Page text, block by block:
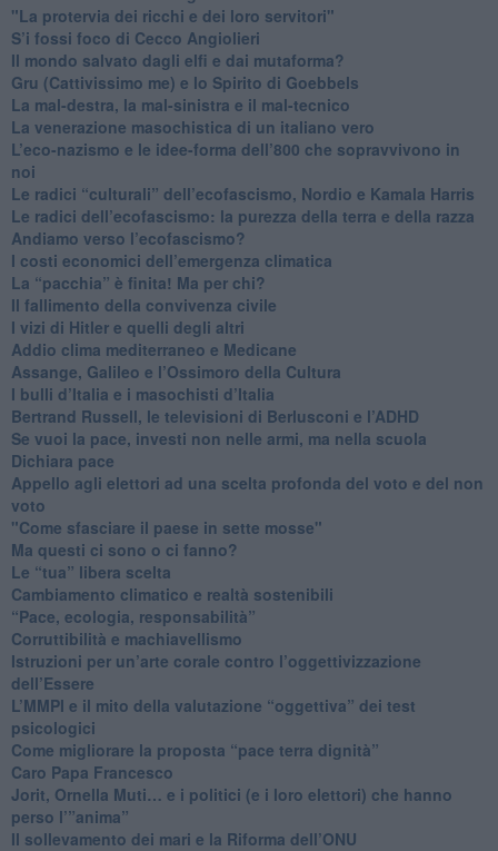
"La protervia dei ricchi e dei loro servitori"
S’i fossi foco di Cecco Angiolieri
​Il mondo salvato dagli elfi e dai mutaforma?
Gru (Cattivissimo me) e lo Spirito di Goebbels
​La mal-destra, la mal-sinistra e il mal-tecnico
​La venerazione masochistica di un italiano vero
​L’eco-nazismo e le idee-forma dell’800 che sopravvivono in
noi
​Le radici “culturali” dell’ecofascismo, Nordio e Kamala Harris
Le radici dell’ecofascismo: la purezza della terra e della razza
Andiamo verso l’ecofascismo?
I costi economici dell’emergenza climatica
​La “pacchia” è finita! Ma per chi?
​Il fallimento della convivenza civile
​I vizi di Hitler e quelli degli altri
Addio clima mediterraneo e Medicane
​Assange, Galileo e l’Ossimoro della Cultura
​I bulli d’Italia e i masochisti d’Italia
​Bertrand Russell, le televisioni di Berlusconi e l’ADHD
​Se vuoi la pace, investi non nelle armi, ma nella scuola
​Dichiara pace
​Appello agli elettori ad una scelta profonda del voto e del non
voto
"Come sfasciare il paese in sette mosse"
​Ma questi ci sono o ci fanno?
​Le “tua” libera scelta
Cambiamento climatico e realtà sostenibili
“Pace, ecologia, responsabilità”
​Corruttibilità e machiavellismo
Istruzioni per un’arte corale contro l’oggettivizzazione
dell’Essere
​L’MMPI e il mito della valutazione “oggettiva” dei test
psicologici
Come migliorare la proposta “pace terra dignità”
Caro Papa Francesco
​Jorit, Ornella Muti… e i politici (e i loro elettori) che hanno
perso l’”anima”
​Il sollevamento dei mari e la Riforma dell’ONU